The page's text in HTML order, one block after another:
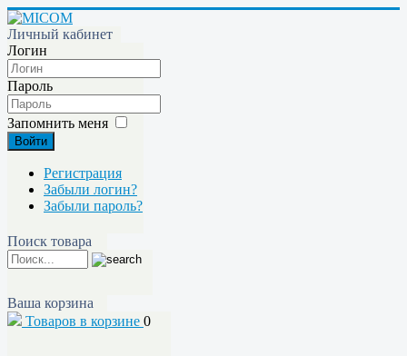
Личный кабинет
Логин
Пароль
Запомнить меня
Войти
Регистрация
Забыли логин?
Забыли пароль?
Поиск товара
Ваша корзина
Товаров в корзине 0